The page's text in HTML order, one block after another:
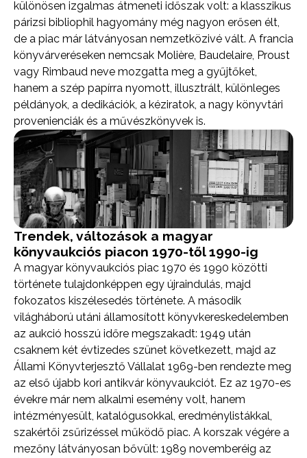
különösen izgalmas átmeneti időszak volt: a klasszikus
párizsi bibliophil hagyomány még nagyon erősen élt,
de a piac már látványosan nemzetközivé vált. A francia
könyvárveréseken nemcsak Molière, Baudelaire, Proust
vagy Rimbaud neve mozgatta meg a gyűjtőket,
hanem a szép papírra nyomott, illusztrált, különleges
példányok, a dedikációk, a kéziratok, a nagy könyvtári
provenienciák és a művészkönyvek is.
Trendek, változások a magyar
könyvaukciós piacon 1970-től 1990-ig
A magyar könyvaukciós piac 1970 és 1990 közötti
története tulajdonképpen egy újraindulás, majd
fokozatos kiszélesedés története. A második
világháború utáni államosított könyvkereskedelemben
az aukció hosszú időre megszakadt: 1949 után
csaknem két évtizedes szünet következett, majd az
Állami Könyvterjesztő Vállalat 1969-ben rendezte meg
az első újabb kori antikvár könyvaukciót. Ez az 1970-es
évekre már nem alkalmi esemény volt, hanem
intézményesült, katalógusokkal, eredménylistákkal,
szakértői zsűrizéssel működő piac. A korszak végére a
mezőny látványosan bővült: 1989 novemberéig az